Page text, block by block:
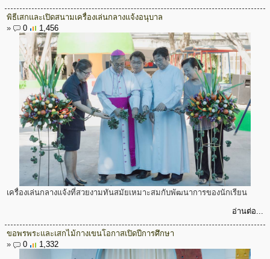
พิธีเสกและเปิดสนามเครื่องเล่นกลางแจ้งอนุบาล
»
0 1,456
เครื่องเล่นกลางแจ้งที่สวยงามทันสมัยเหมาะสมกับพัฒนาการของนักเรียน
อ่านต่อ...
ขอพรพระและเสกไม้กางเขนโอกาสเปิดปีการศึกษา
»
0 1,332